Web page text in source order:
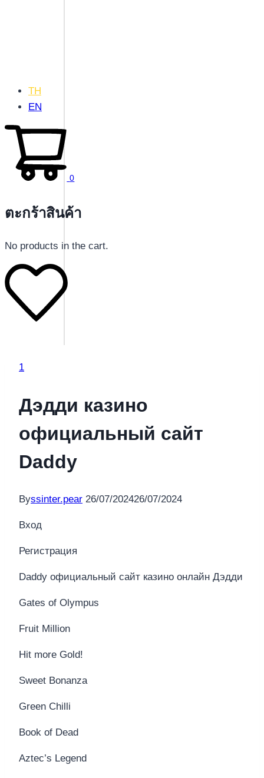
TH
EN
0
ตะกร้าสินค้า
No products in the cart.
1
Дэдди казино
официальный сайт
Daddy
Byssinter.pear 26/07/202426/07/2024
Вход
Регистрация
Daddy официальный сайт казино онлайн Дэдди
Gates of Olympus
Fruit Million
Hit more Gold!
Sweet Bonanza
Green Chilli
Book of Dead
Aztec’s Legend